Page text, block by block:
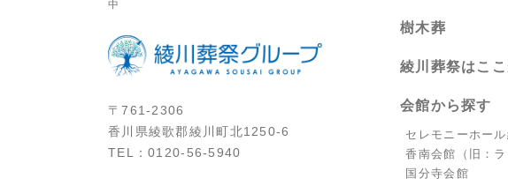
中
〒761-2306
香川県綾歌郡綾川町北1250-6
TEL：0120-56-5940
樹木葬
綾川葬祭はここ
会館から探す
セレモニーホール
香南会館（旧：ラ
国分寺会館